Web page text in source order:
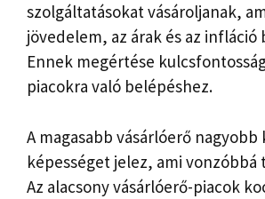
szolgáltatásokat vásároljanak,
jövedelem, az árak és az infláció
Ennek megértése
piacokra való belépéshez.
A magasabb vásárlóerő nagyobb
képességet jelez, ami vonzóbbá
Az alacsony vásárlóerő-piacok